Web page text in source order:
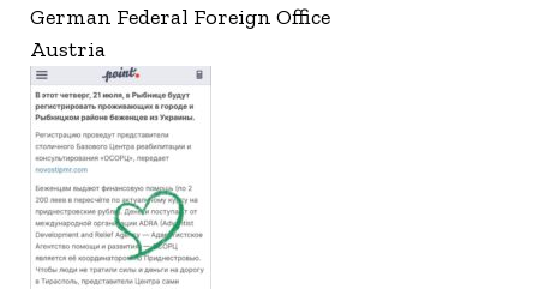
German Federal Foreign Office
Austria